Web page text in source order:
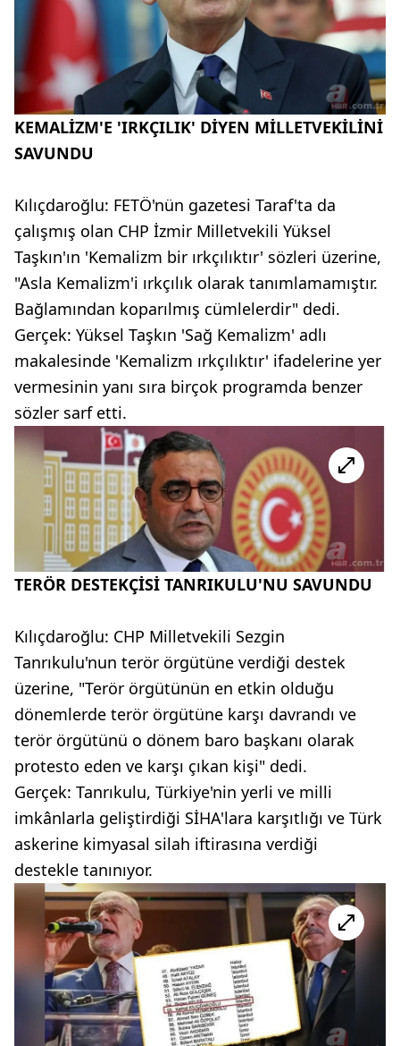
KEMALİZM'E 'IRKÇILIK' DİYEN MİLLETVEKİLİNİ
SAVUNDU
Kılıçdaroğlu: FETÖ'nün gazetesi Taraf'ta da
çalışmış olan CHP İzmir Milletvekili Yüksel
Taşkın'ın 'Kemalizm bir ırkçılıktır' sözleri üzerine,
"Asla Kemalizm'i ırkçılık olarak tanımlamamıştır.
Bağlamından koparılmış cümlelerdir" dedi.
Gerçek: Yüksel Taşkın 'Sağ Kemalizm' adlı
makalesinde 'Kemalizm ırkçılıktır' ifadelerine yer
vermesinin yanı sıra birçok programda benzer
sözler sarf etti.
TERÖR DESTEKÇİSİ TANRIKULU'NU SAVUNDU
Kılıçdaroğlu: CHP Milletvekili Sezgin
Tanrıkulu'nun terör örgütüne verdiği destek
üzerine, "Terör örgütünün en etkin olduğu
dönemlerde terör örgütüne karşı davrandı ve
terör örgütünü o dönem baro başkanı olarak
protesto eden ve karşı çıkan kişi" dedi.
Gerçek: Tanrıkulu, Türkiye'nin yerli ve milli
imkânlarla geliştirdiği SİHA'lara karşıtlığı ve Türk
askerine kimyasal silah iftirasına verdiği
destekle tanınıyor.